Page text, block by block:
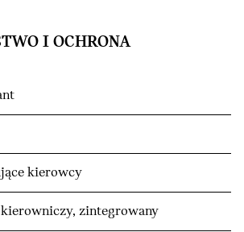
I OCHRONA
kierowcy
zintegrowany